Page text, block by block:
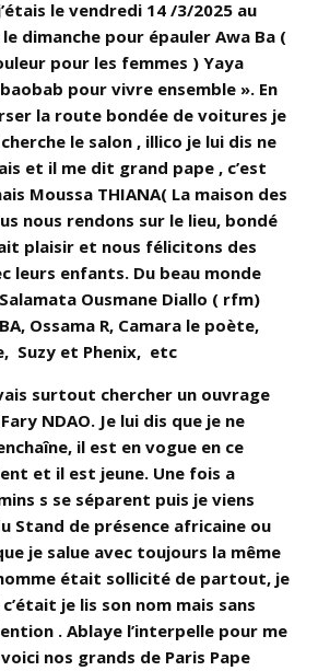
le vendredi 14 /3/2025 au
dimanche pour épauler Awa Ba (
pour les femmes ) Yaya
pour vivre ensemble ». En
la route bondée de voitures je
le salon , illico je lui dis ne
et il me dit grand pape , c’est
Moussa THIANA( La maison des
nous rendons sur le lieu, bondé
plaisir et nous félicitons des
leurs enfants. Du beau monde
Salamata Ousmane Diallo ( rfm)
Ossama R, Camara le poète,
Suzy et Phenix, etc
surtout chercher un ouvrage
NDAO. Je lui dis que je ne
il est en vogue en ce
et il est jeune. Une fois a
s se séparent puis je viens
Stand de présence africaine ou
je salue avec toujours la même
était sollicité de partout, je
je lis son nom mais sans
. Ablaye l’interpelle pour me
nos grands de Paris Pape